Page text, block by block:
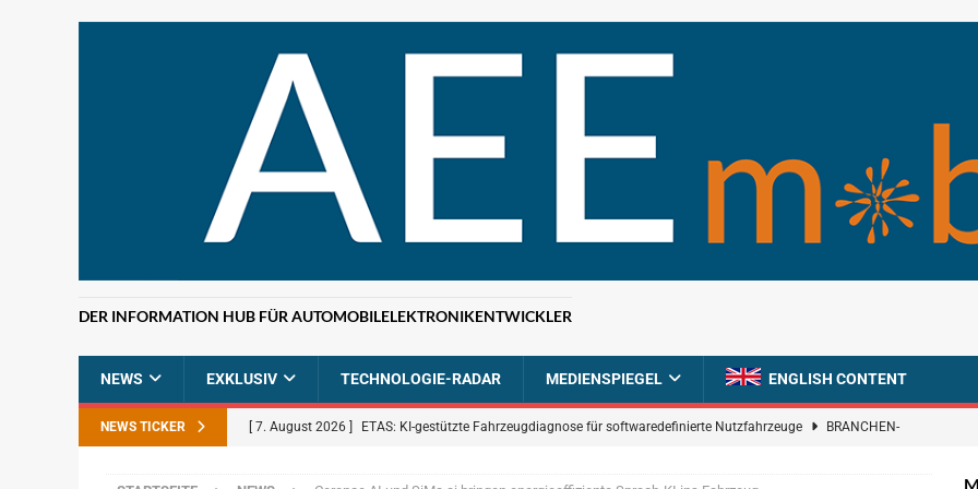
DER INFORMATION HUB FÜR AUTOMOBILELEKTRONIKENTWICKLER
NEWS EXKLUSIV TECHNOLOGIE-RADAR MEDIENSPIEGEL ENGLISH CONTENT
NEWS TICKER [ 7. August 2026 ] ETAS: KI-gestützte Fahrzeugdiagnose für softwaredefinierte Nutzfahrzeuge BRANCHEN-